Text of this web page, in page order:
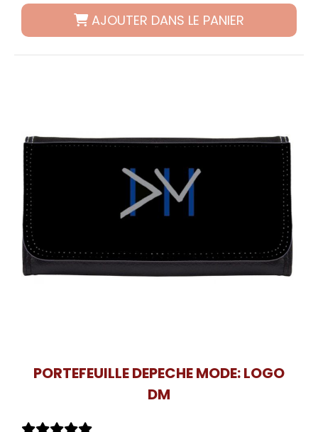
AJOUTER DANS LE PANIER
PORTEFEUILLE DEPECHE MODE: LOGO
DM